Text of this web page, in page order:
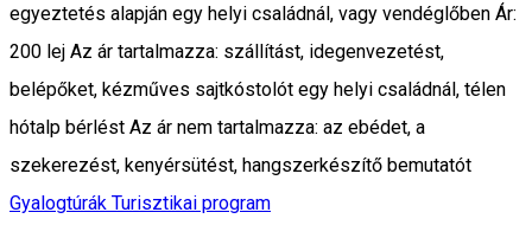
egyeztetés alapján egy helyi családnál, vagy vendéglőben Ár:
200 lej Az ár tartalmazza: szállítást, idegenvezetést,
belépőket, kézműves sajtkóstolót egy helyi családnál, télen
hótalp bérlést Az ár nem tartalmazza: az ebédet, a
szekerezést, kenyérsütést, hangszerkészítő bemutatót
Gyalogtúrák Turisztikai program